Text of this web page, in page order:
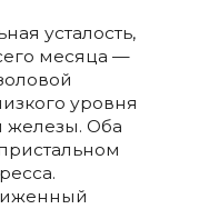
усталость,
месяца —
уровня
железы. Оба